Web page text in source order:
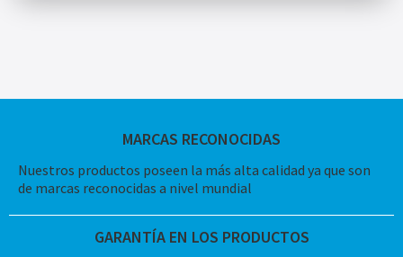
MARCAS RECONOCIDAS
Nuestros productos poseen la más alta calidad ya que son
de marcas reconocidas a nivel mundial
GARANTÍA EN LOS PRODUCTOS